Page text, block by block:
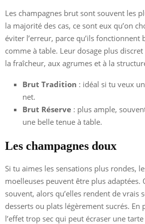
Les champagnes brut sont souvent les
la majorité des cas, ce sont eux qu’on
éviter l’erreur, parce qu’ils fonctionnent
comme à table. Leur dosage plus
la fraîcheur, aux agrumes et à la
Brut Tradition : idéal si tu veux
net.
Brut Réserve : plus ample,
une belle tenue à table.
Les champagnes doux
Si tu aimes les sensations plus rondes,
moelleuses peuvent être plus adaptées.
souvent, alors qu’elles rendent de vrais
desserts ou plats légèrement sucrés. En
l’effet trop sec qui peut écraser une